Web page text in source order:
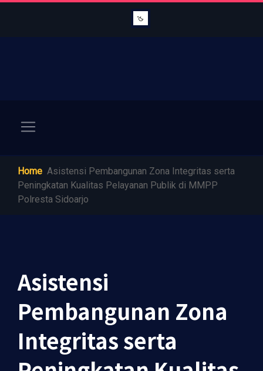
Home Asistensi Pembangunan Zona Integritas serta
Peningkatan Kualitas Pelayanan Publik di MMPP
Polresta Sidoarjo
Asistensi
Pembangunan Zona
Integritas serta